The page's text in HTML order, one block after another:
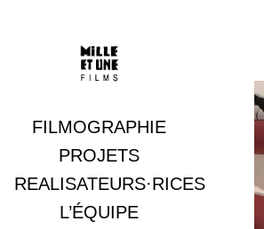
FILMOGRAPHIE
Documentaires
Fictions
Archives
PROJETS
REALISATEURS·RICES
L’ÉQUIPE